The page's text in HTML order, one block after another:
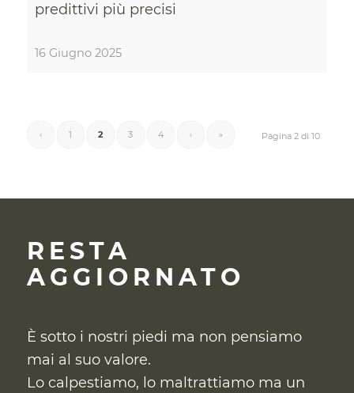
predittivi più precisi
16 Giugno 2025
Pagina 2 di 10
‹ 1 2 3 4 › »
RESTA
AGGIORNATO
È sotto i nostri piedi ma non pensiamo
mai al suo valore.
Lo calpestiamo, lo maltrattiamo ma un